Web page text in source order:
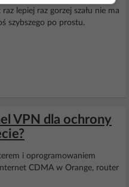
lepiej raz gorzej szału nie ma
szybszego po prostu.
VPN dla ochrony
i oprogramowaniem
CDMA w Orange, router